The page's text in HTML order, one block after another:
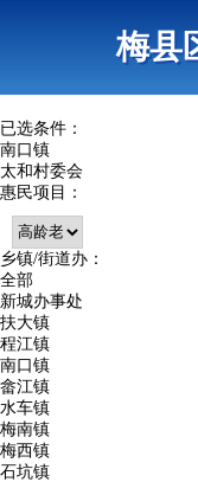
查询指引梅县
已选条件：
南口镇
太和村委会
惠民项目：
乡镇/街道办：
全部
新城办事处
扶大镇
程江镇
南口镇
畲江镇
水车镇
梅南镇
梅西镇
石坑镇